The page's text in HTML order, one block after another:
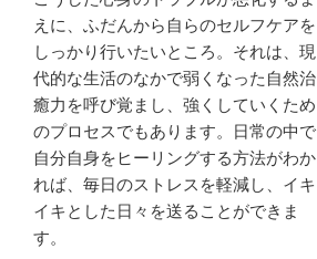
えに、ふだんから自らのセルフケアを
しっかり行いたいところ。それは、現
代的な生活のなかで弱くなった自然治
癒力を呼び覚まし、強くしていくため
のプロセスでもあります。日常の中で
自分自身をヒーリングする方法がわか
れば、毎日のストレスを軽減し、イキ
イキとした日々を送ることができま
す。